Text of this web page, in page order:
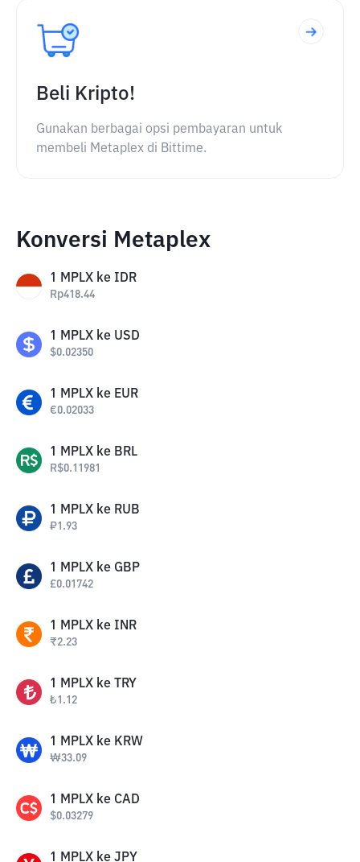
Beli Kripto!
Gunakan berbagai opsi pembayaran untuk
membeli Metaplex di Bittime.
Konversi Metaplex
1 MPLX ke IDR
Rp418.44
1 MPLX ke USD
$0.02350
1 MPLX ke EUR
€0.02033
1 MPLX ke BRL
R$0.11981
1 MPLX ke RUB
₽1.93
1 MPLX ke GBP
£0.01742
1 MPLX ke INR
₹2.23
1 MPLX ke TRY
₺1.12
1 MPLX ke KRW
₩33.09
1 MPLX ke CAD
$0.03279
1 MPLX ke JPY